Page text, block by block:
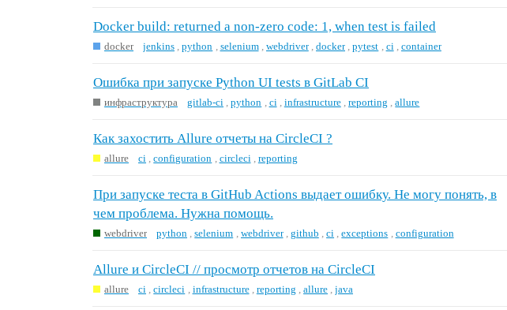
Docker build: returned a non-zero code: 1, when test is failed
docker jenkins ,python selenium webdriver ,docker ,pytest ci container
Ошибка при запуске Python UI tests в GitLab CI
инфраструктура gitlab-ci ,python ci infrastructure ,reporting ,allure
Как захостить Allure отчеты на CircleCI ?
allure ci ,configuration circleci reporting
При запуске теста в GitHub Actions выдает ошибку. Не могу понять, в
чем проблема. Нужна помощь.
webdriver python ,selenium webdriver github ,ci ,exceptions configuration
Allure и CircleCI // просмотр отчетов на CircleCI
allure ci ,circleci infrastructure reporting ,allure ,java